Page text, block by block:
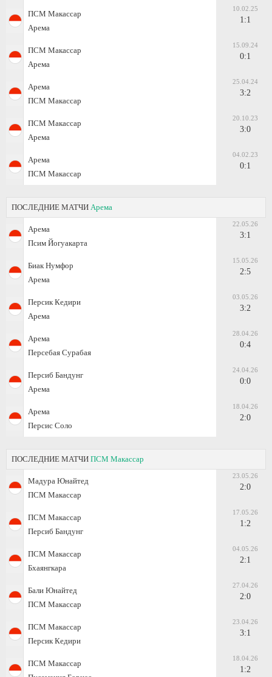
ПСМ Макассар
Арема
10.02.25
1:1
ПСМ Макассар
Арема
15.09.24
0:1
Арема
ПСМ Макассар
25.04.24
3:2
ПСМ Макассар
Арема
20.10.23
3:0
Арема
ПСМ Макассар
04.02.23
0:1
ПОСЛЕДНИЕ МАТЧИ Арема
Арема
Псим Йогуакарта
22.05.26
3:1
Биак Нумфор
Арема
15.05.26
2:5
Персик Кедири
Арема
03.05.26
3:2
Арема
Персебая Сурабая
28.04.26
0:4
Персиб Бандунг
Арема
24.04.26
0:0
Арема
Персис Соло
18.04.26
2:0
ПОСЛЕДНИЕ МАТЧИ ПСМ Макассар
Мадура Юнайтед
ПСМ Макассар
23.05.26
2:0
ПСМ Макассар
Персиб Бандунг
17.05.26
1:2
ПСМ Макассар
Бхаянгкара
04.05.26
2:1
Бали Юнайтед
ПСМ Макассар
27.04.26
2:0
ПСМ Макассар
Персик Кедири
23.04.26
3:1
ПСМ Макассар
18.04.26
1:2